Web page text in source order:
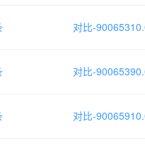
对比-
对比-
对比-